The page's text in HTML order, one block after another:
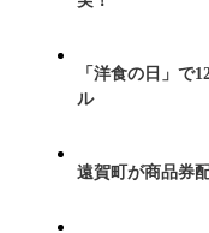
「洋食の日」
ル
遠賀町が商品券